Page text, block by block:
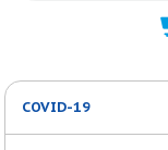
COVID-19